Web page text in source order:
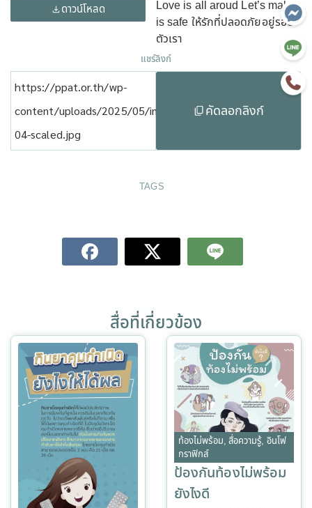
ดาวน์โหลด
Love is all aroud Let’s make
is safe ให้รักที่ปลอดภัยอยู่รอบ
ตัวเรา
แชร์ลิงก์
https://ppat.or.th/wp-
content/uploads/2025/05/info-
04-scaled.jpg
คัดลอกลิงก์
TAGS
สื่อที่เกี่ยวข้อง
ท้องไม่พร้อม, สื่อความรู้, อินโฟ
กราฟิกส์
ป้องกันท้องไม่พร้อม
ยังไงดี